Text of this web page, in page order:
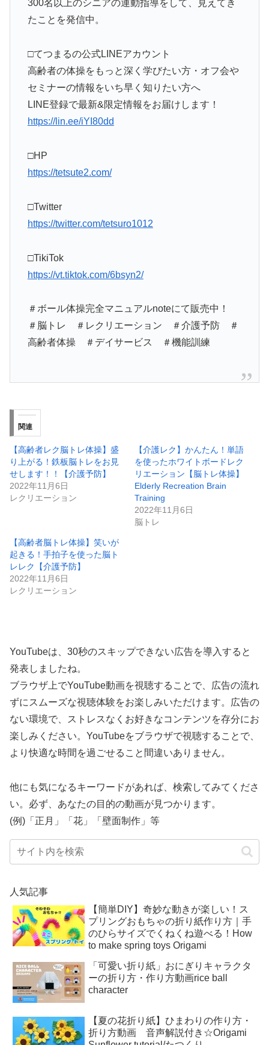
300名以上のシニアの運動指導をして、見えてき
たことを発信中。
□てつまるの公式LINEアカウント
高齢者の体操をもっと深く学びたい方・オフ会や
セミナーの情報をいち早く知りたい方へ
LINE登録で最新&限定情報をお届けします！
https://lin.ee/iYI80dd
□HP
https://tetsute2.com/
□Twitter
https://twitter.com/tetsuro1012
□TikiTok
https://vt.tiktok.com/6bsyn2/
＃ボール体操完全マニュアルnoteにて販売中！
＃脳トレ ＃レクリエーション ＃介護予防 ＃
高齢者体操 ＃デイサービス ＃機能訓練
関連
【高齢者レク脳トレ体操】盛
り上がる！鉄板脳トレをお見
せします！！【介護予防】
2022年11月6日
レクリエーション
【介護レク】かんたん！単語
を使ったホワイトボードレク
リエーション【脳トレ体操】
Elderly Recreation Brain
Training
2022年11月6日
脳トレ
【高齢者脳トレ体操】笑いが
起きる！手拍子を使った脳ト
レレク【介護予防】
2022年11月6日
レクリエーション
YouTubeは、30秒のスキップできない広告を導入すると
発表しましたね。
ブラウザ上でYouTube動画を視聴することで、広告の流れ
ずにスムーズな視聴体験をお楽しみいただけます。広告の
ない環境で、ストレスなくお好きなコンテンツを存分にお
楽しみください。YouTubeをブラウザで視聴することで、
より快適な時間を過ごせること間違いありません。
他にも気になるキーワードがあれば、検索してみてくださ
い。必ず、あなたの目的の動画が見つかります。
(例)「正月」「花」「壁面制作」等
人気記事
【簡単DIY】奇妙な動きが楽しい！ス
プリングおもちゃの折り紙作り方｜手
のひらサイズでくねくね遊べる！How
to make spring toys Origami
「可愛い折り紙」おにぎりキャラクタ
ーの折り方・作り方動画rice ball
character
【夏の花折り紙】ひまわりの作り方・
折り方動画 音声解説付き☆Origami